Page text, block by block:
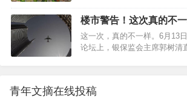
造假包装上市，大庄包装轿子
着抬轿子，最后，才发现轿子
来就不符合股市应该具备的正
现在…
90、00年代的房子已经不可阻
然这里的”撑指的不是房子塌了
住体验已经跌破人们的预期。
例，典型有几个特征。1、垃
4、绿化杂草丛生，狗屎成堆，
5、电梯使用寿命达到极限，但
楼市警告！这次真的不
这一次，真的不一样。6月13
论坛上，银保监会主席郭树清
最终都会发现，其实都很不划
青年文摘在线投稿